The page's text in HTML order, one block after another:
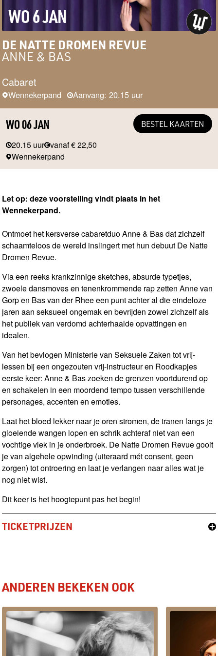
WO 6 JAN
DE NATTE DROMEN REVUE
ANNE & BAS
Cabaret
Wennekerpand Aanvang: 20.15 uur
Let op: deze voorstelling vindt plaats in het
Wennekerpand.
Ontmoet het kersverse cabaretduo Anne & Bas dat zichzelf
schaamteloos de wereld inslingert met hun debuut De Natte
Dromen Revue.
Via een reeks krankzinnige sketches, absurde typetjes,
zwoele dansmoves en tenenkrommende rap zetten Anne van
Gorp en Bas van der Rhee een punt achter al die eindeloze
jaren aan seksueel ongemak en bevrijden zowel zichzelf als
het publiek van verdomd achterhaalde opvattingen en
idealen.
Van het bevlogen Ministerie van Seksuele Zaken tot vrij-
lessen bij een ongezouten vrij-instructeur en Roodkapjes
eerste keer: Anne & Bas zoeken de grenzen voortdurend op
en schakelen in een moordend tempo tussen verschillende
personages, accenten en emoties.
Laat het bloed lekker naar je oren stromen, de tranen langs je
gloeiende wangen lopen en schrik achteraf niet van een
vochtige vlek in je onderbroek. De Natte Dromen Revue gooit
je van algehele opwinding (uiteraard mét consent, geen
zorgen) tot ontroering en laat je verlangen naar alles wat je
nog niet wist.
Dit keer is het hoogtepunt pas het begin!
TICKETPRIJZEN
WO 06 JAN BESTEL KAARTEN
20.15 uur vanaf € 22,50
Wennekerpand
ANDEREN BEKEKEN OOK